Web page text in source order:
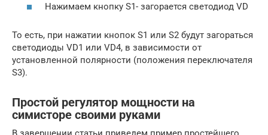
Нажимаем кнопку S1- загорается светодиод VD
То есть, при нажатии кнопок S1 или S2 будут загораться
светодиоды VD1 или VD4, в зависимости от
установленной полярности (положения переключателя
S3).
Простой регулятор мощности на
симисторе своими руками